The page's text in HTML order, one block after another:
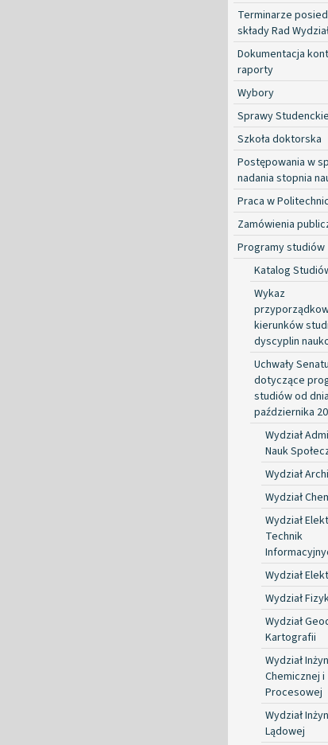
Terminarze
składy Rad
Dokumentacja
raporty
Wybory
Sprawy Studenckie
Szkoła doktorska
Postępowania w
nadania stopnia
Praca w
Zamówienia
Programy studiów
Katalog
Wykaz
kierunków
dyscyplin
Uchwały
dotyczące
studiów od
października
Wydział
Nauk
Wydział
Wydział
Wydział
Technik
Wydział
Wydział
Wydział
Kartografii
Wydział
Chemicznej i
Procesowej
Wydział
Lądowej